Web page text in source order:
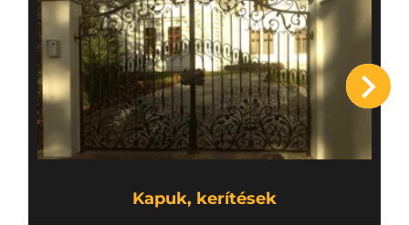
Kapuk, kerítések